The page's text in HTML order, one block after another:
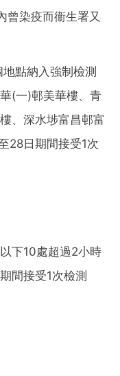
曾染疫而衞生署又
點納入強制檢測
(一)邨美華樓、青
、深水埗富昌邨富
28日期間接受1次
下10處超過2小時
間接受1次檢測